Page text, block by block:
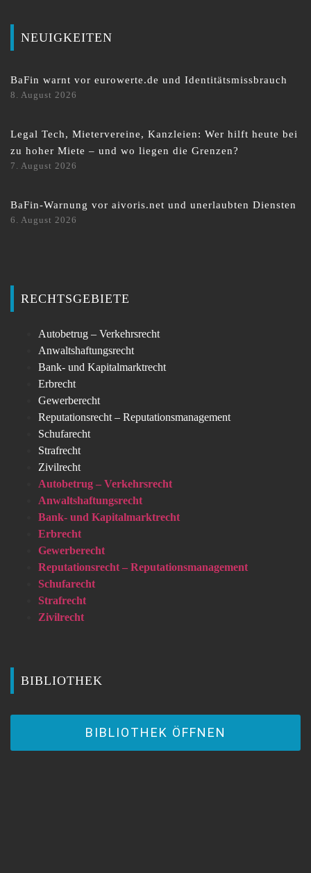
NEUIGKEITEN
BaFin warnt vor eurowerte.de und Identitätsmissbrauch
8. August 2026
Legal Tech, Mietervereine, Kanzleien: Wer hilft heute bei
zu hoher Miete – und wo liegen die Grenzen?
7. August 2026
BaFin-Warnung vor aivoris.net und unerlaubten Diensten
6. August 2026
RECHTSGEBIETE
Autobetrug – Verkehrsrecht
Anwaltshaftungsrecht
Bank- und Kapitalmarktrecht
Erbrecht
Gewerberecht
Reputationsrecht – Reputationsmanagement
Schufarecht
Strafrecht
Zivilrecht
Autobetrug – Verkehrsrecht
Anwaltshaftungsrecht
Bank- und Kapitalmarktrecht
Erbrecht
Gewerberecht
Reputationsrecht – Reputationsmanagement
Schufarecht
Strafrecht
Zivilrecht
BIBLIOTHEK
BIBLIOTHEK ÖFFNEN